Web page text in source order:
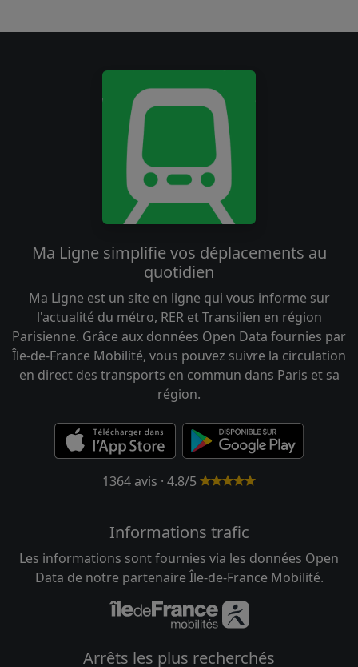
Ma Ligne simplifie vos déplacements au
quotidien
Ma Ligne est un site en ligne qui vous informe sur
l'actualité du métro, RER et Transilien en région
Parisienne. Grâce aux données Open Data fournies par
Île-de-France Mobilité, vous pouvez suivre la circulation
en direct des transports en commun dans Paris et sa
région.
1364 avis · 4.8/5
Informations trafic
Les informations sont fournies via les données Open
Data de notre partenaire Île-de-France Mobilité.
Arrêts les plus recherchés